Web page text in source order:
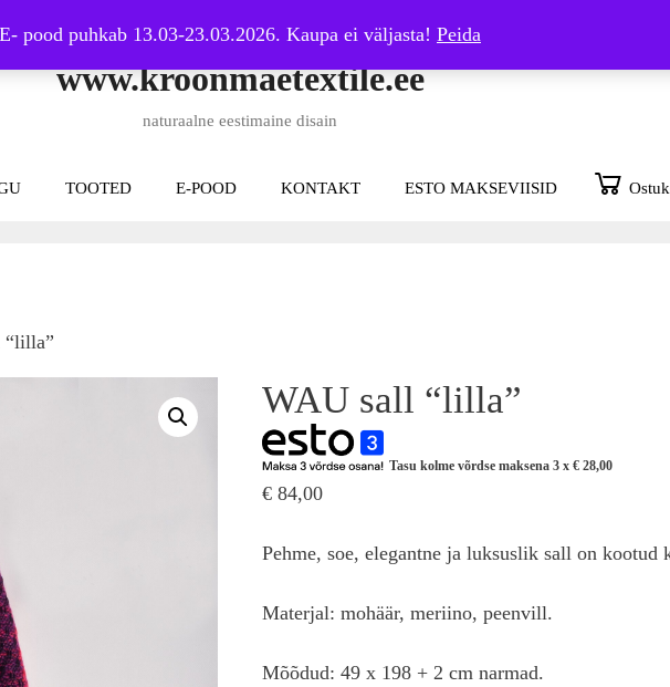
E- pood puhkab 13.03-23.03.2026. Kaupa ei väljasta! Peida
www.kroonmaetextile.ee
naturaalne eestimaine disain
TOOTED E-POOD KONTAKT ESTO MAKSEVIISID
WAU sall “lilla”
Tasu kolme võrdse maksena 3 x€ 28,00
€ 84,00
Pehme, soe, elegantne ja luksuslik sall on kootud
Materjal: mohäär, meriino, peenvill.
Mõõdud: 49 x 198 + 2 cm narmad.